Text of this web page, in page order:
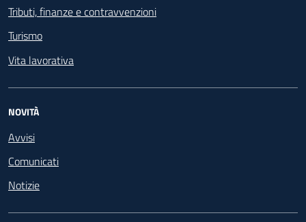
Tributi, finanze e contravvenzioni
Turismo
Vita lavorativa
NOVITÀ
Avvisi
Comunicati
Notizie